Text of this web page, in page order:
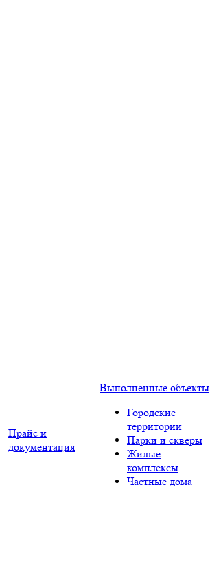
Прайс и
документация
Выполненные объекты
Городские
территории
Парки и скверы
Жилые
комплексы
Частные дома